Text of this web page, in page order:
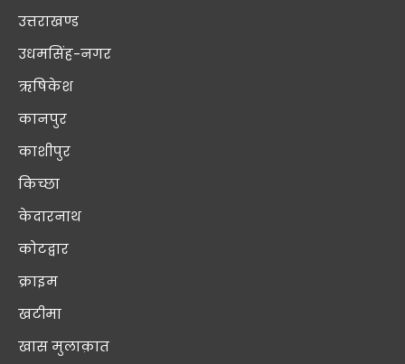
उत्तराखण्ड
उधमसिंह-नगर
ऋषिकेश
कानपुर
काशीपुर
किच्छा
केदारनाथ
कोटद्वार
क्राइम
खटीमा
खास मुलाक़ात